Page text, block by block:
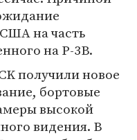
на часть
на P-3B.
получили новое
бортовые
высокой
видения. В